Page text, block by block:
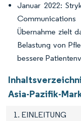
Januar 2022:
Übernahme zielt
Belastung von
bessere
Asia-Pazifik-
1. EINLEITUNG